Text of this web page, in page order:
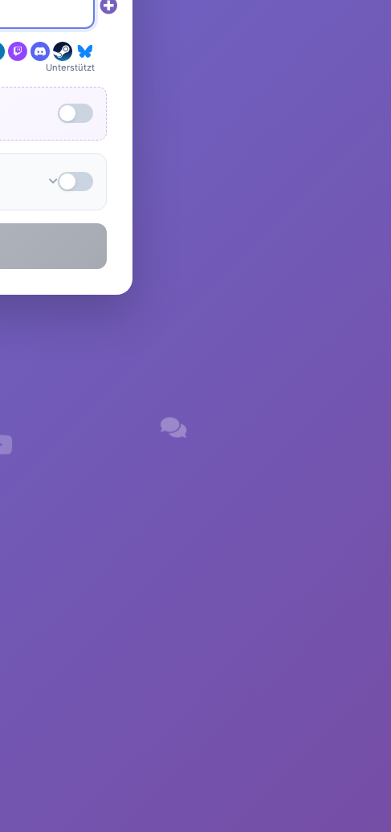
Unterstützt